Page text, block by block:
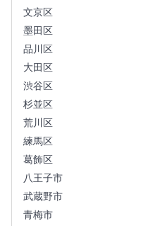
文京区
墨田区
品川区
大田区
渋谷区
杉並区
荒川区
練馬区
葛飾区
八王子市
武蔵野市
青梅市